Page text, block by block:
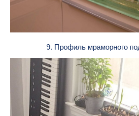
9. Профиль мраморного